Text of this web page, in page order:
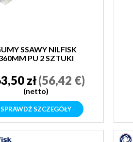
SSAWY NILFISK
PU 2 SZTUKI
zł(56,42 €)
(netto)
SPRAWDŹ SZCZEGÓŁY